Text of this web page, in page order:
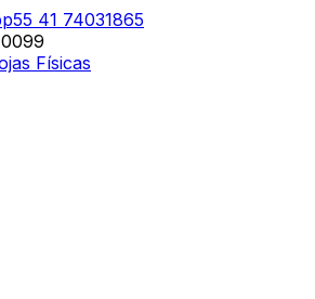
55 41 74031865
Físicas